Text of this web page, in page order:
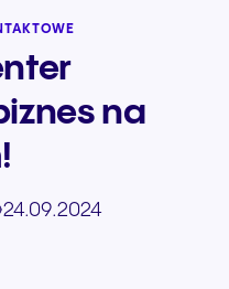
na
24.09.2024